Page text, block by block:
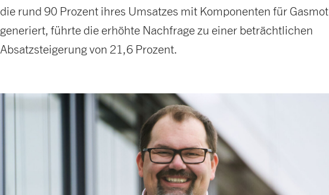
die rund 90 Prozent ihres Umsatzes mit Komponenten für
generiert, führte die erhöhte Nachfrage zu einer beträchtlichen
Absatzsteigerung von 21,6 Prozent.